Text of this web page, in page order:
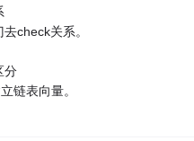
check关系。
分
链表向量。